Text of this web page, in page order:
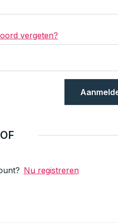
vergeten?
OF
Nu registreren